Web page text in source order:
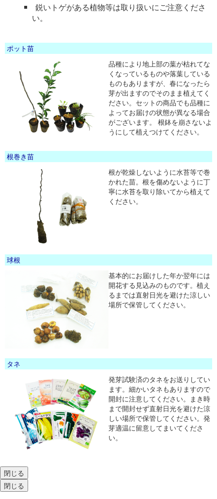
鋭いトゲがある植物等は取り扱いにご注意くださ
い。
ポット苗
品種により地上部の葉が枯れてな
くなっているものや落葉している
ものもありますが、春になったら
芽が出ますのでそのまま植えてく
ださい。セットの商品でも品種に
よってお届けの状態が異なる場合
がございます。 根鉢を崩さないよ
うにして植えつけてください。
根巻き苗
根が乾燥しないように水苔等で巻
かれた苗。根を傷めないように丁
寧に水苔を取り除いてから植えて
ください。
球根
基本的にお届けした年か翌年には
開花する見込みのものです。植え
るまでは直射日光を避けた涼しい
場所で保管してください。
タネ
発芽試験済のタネをお送りしてい
ます。細かいタネもありますので
開封に注意してください。まき時
まで開封せず直射日光を避けた涼
しい場所で保管してください。発
芽適温に留意してまいてくださ
い。
閉じる
閉じる